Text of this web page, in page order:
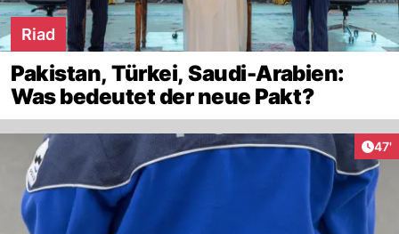
Riad
Pakistan, Türkei, Saudi-Arabien:
Was bedeutet der neue Pakt?
47'